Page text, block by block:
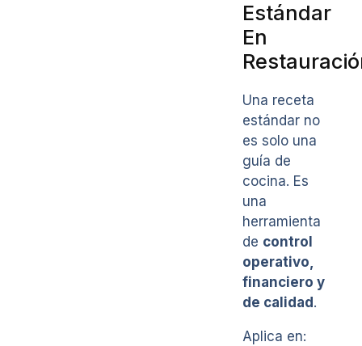
Estándar
En
Una receta
estándar no
es solo una
guía de
cocina. Es
una
herramienta
de control
operativo,
financiero y
de calidad .
Aplica en: